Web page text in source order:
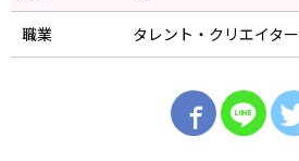
職業 タレント・クリエイター